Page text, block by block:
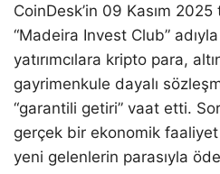
CoinDesk’in 09 Kasım 2025
“Madeira Invest Club”
yatırımcılara kripto para,
gayrimenkule dayalı
“garantili getiri” vaat etti.
gerçek bir ekonomik faaliyet
yeni gelenlerin parasıyla